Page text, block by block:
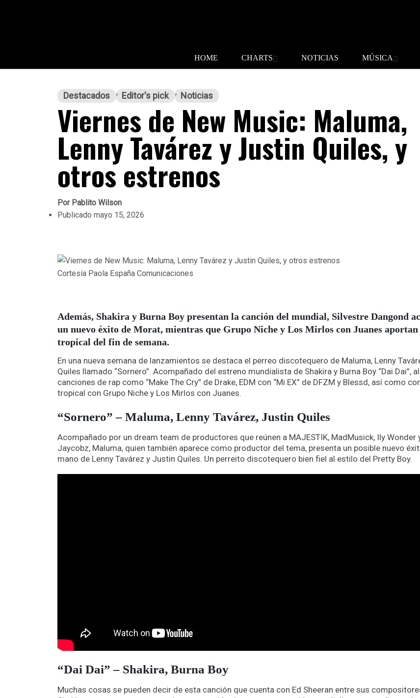
HOME CHARTS NOTICIAS MÚSICA
Destacados Editor's pick Noticias
Viernes de New Music: Maluma,
Lenny Tavárez y Justin Quiles, y
otros estrenos
PorPablito Wilson
Publicado mayo 15, 2026
Cortesía Paola España Comunicaciones
Además, Shakira y Burna Boy presentan la canción del mundial, Silvestre Dangond
un nuevo éxito de Morat, mientras que Grupo Niche y Los Mirlos con Juanes aportan
tropical del fin de semana.
En una nueva semana de lanzamientos se destaca el perreo discotequero de Maluma, Lenny
Quiles llamado “Sornero”. Acompañado del estreno mundialista de Shakira y Burna Boy “Dai Dai”,
canciones de rap como “Make The Cry” de Drake, EDM con “Mi EX” de DFZM y Blessd, así como
tropical con Grupo Niche y Los Mirlos con Juanes.
“Sornero” – Maluma, Lenny Tavárez, Justin Quiles
Acompañado por un dream team de productores que reúnen a MAJESTIK, MadMusick, Ily Wonder
Jaycobz, Maluma, quien también aparece como productor del tema, presenta un posible nuevo
mano de Lenny Tavárez y Justin Quiles. Un perreito discotequero bien fiel al estilo del Pretty Boy.
“Dai Dai” – Shakira, Burna Boy
Muchas cosas se pueden decir de esta canción que cuenta con Ed Sheeran entre sus